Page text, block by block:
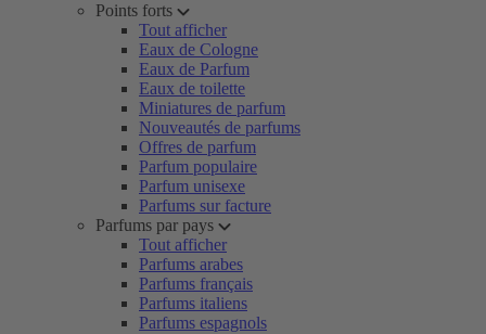
Points forts
Tout afficher
Eaux de Cologne
Eaux de Parfum
Eaux de toilette
Miniatures de parfum
Nouveautés de parfums
Offres de parfum
Parfum populaire
Parfum unisexe
Parfums sur facture
Parfums par pays
Tout afficher
Parfums arabes
Parfums français
Parfums italiens
Parfums espagnols